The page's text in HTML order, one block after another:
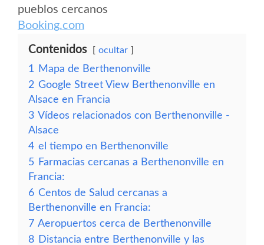
pueblos cercanos
Booking.com
Contenidos ocultar
1
Mapa de Berthenonville
2 Google Street View Berthenonville en
Alsace en Francia
3 Vídeos relacionados con Berthenonville -
Alsace
4 el tiempo en Berthenonville
5 Farmacias cercanas a Berthenonville en
Francia:
6 Centos de Salud cercanas a
Berthenonville en Francia:
7 Aeropuertos cerca de Berthenonville
8 Distancia entre Berthenonville y las